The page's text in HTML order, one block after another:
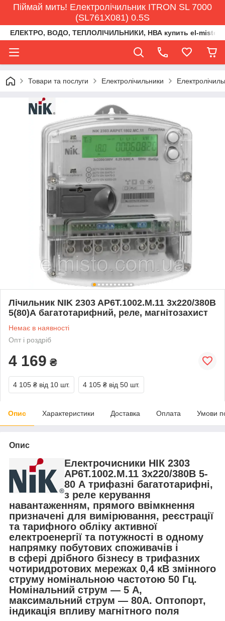
Піймай мить! Електролічильник ITRON SL 7000
(SL761X081) 0.5S
ЕЛЕКТРО, ВОДО, ТЕПЛОЛІЧИЛЬНИКИ, НВА купить el-
Товари та послуги Електролічильники
Лічильник NIK 2303 AP6T.1002.M.11 3x220/380В
5(80)А багатотарифний, реле, магнітозахист
Немає в наявності
Опт і роздріб
4 169 ₴
4 105 ₴ від 10 шт. 4 105 ₴ від 50 шт.
Опис Характеристики Доставка Оплата Умови
Опис
Електрочисники НІК 2303
AP6T.1002.M.11 3x220/380В 5-
80 А трифазні багатотарифні,
з реле керування
навантаженням, прямого ввімкнення
призначені для вимірювання, реєстрації
та тарифного обліку активної
електроенергії та потужності в одному
напрямку побутових споживачів і
в сфері дрібного бізнесу в трифазних
чотиридротових мережах 0,4 кВ змінного
струму номінальною частотою 50 Гц.
Номінальний струм — 5 А,
максимальний струм — 80А. Оптопорт,
індикація впливу магнітного поля